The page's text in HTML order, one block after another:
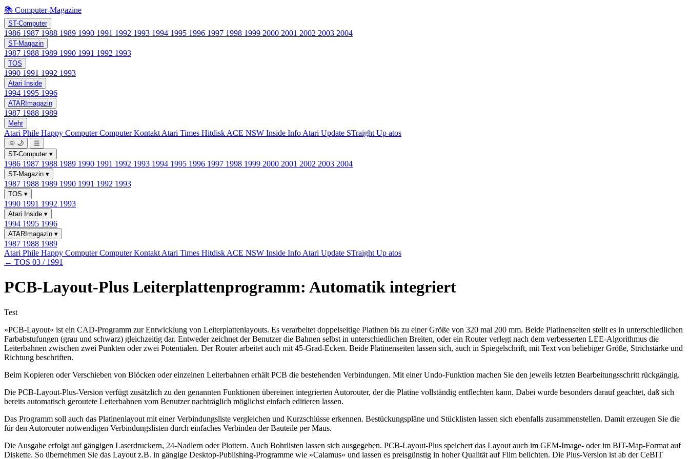
📚 Computer-Magazine
ST-Computer
1986 1987 1988 1989 1990 1991 1992 1993 1994 1995 1996 1997 1998 1999 2000 2001 2002 2003 2004
ST-Magazin
1987 1988 1989 1990 1991 1992 1993
TOS
1990 1991 1992 1993
Atari Inside
1994 1995 1996
ATARImagazin
1987 1988 1989
Mehr
Atari Phile Happy ComputerComputer Kontakt Atari Times Hitdisk ACE NSW Inside Info Atari Update STraight Up atos
🌞 🌙
☰
ST-Computer ▾
1986 1987 1988 1989 1990 1991 1992 1993 1994 1995 1996 1997 1998 1999 2000 2001 2002 2003 2004
ST-Magazin ▾
1987 1988 1989 1990 1991 1992 1993
TOS ▾
1990 1991 1992 1993
Atari Inside ▾
1994 1995 1996
ATARImagazin ▾
1987 1988 1989
Atari Phile Happy ComputerComputer Kontakt Atari Times Hitdisk ACE NSW Inside Info Atari Update STraight Up atos
← TOS 03 / 1991
PCB-Layout-Plus Leiterplattenprogramm: Automatik integriert
Test
»PCB-Layout« ist ein CAD-Programm zur Entwicklung von Leiterplattenlayouts. Es verarbeitet doppelseitige Platinen bis zu einer Größe von 320 mal 200 mm. Beide Platinenseiten stellt es in unterschiedlichen
Farbabstufungen (grau und schwarz) gleichzeitig dar. Entweder zeichnet der Benutzer die Bahnen selbst in unterschiedlichen Breiten, oder ein Router verlegt nach dem verbesserten LEE-Algorithmus die
Leiterbahnen zwischen zwei Punkten oder zwei Potentialen. Der Router arbeitet auch mit 45-Grad-Ecken. Beide Platinenseiten lassen sich, auch in Spiegelschrift, mit Text von beliebiger Größe, Strichstärke und
Richtung beschriften.
Beim Kopieren oder Verschieben von Blöcken oder einzelnen Leiterbahnen erhält PCB die bestehenden Verbindungen. Mit einer Undo-Funktion machen Sie den jeweils letzten Bearbeitungsschritt rückgängig.
Die PCB-Layout-Plus-Version verfügt zusätzlich zu den genannten Funktionen übereinen integrierten Autorouter, der die Platine vollständig entflechten kann. Dabei wurde besonders darauf geachtet, daß sich
bereits automatisch geroutete Leiterbahnen vom Benutzer nachträglich möglichst einfach editieren lassen.
Das Programm soll auch das Platinenlayout mit einer Verbindungsliste vergleichen und Kurzschlüsse erkennen. Bestückungspläne und Stücklisten lassen sich ebenfalls zusammenstellen. Damit erzeugen Sie die
für den Autorouter notwendigen Verbindungslisten durch einfaches Verbinden der Bauteile per Maus.
Die Ausgabe erfolgt auf gängigen Laserdruckern, 24-Nadlern oder Plottern. Auch Bohrlisten lassen sich ausgegeben. PCB-Layout-Plus speichert das Layout auch im GEM-Image- oder im BIT-Map-Format auf
Diskette. So übernehmen Sie das Layout z.B. in gängige Desktop-Publishing-Programme wie »Calamus« und lassen es preisgünstig in hoher Qualität auf Film belichten. Die Plus-Version ist ab der CeBIT